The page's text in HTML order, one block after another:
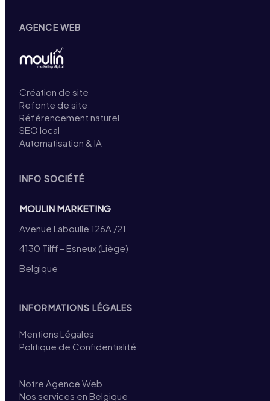
AGENCE WEB
Création de site
Refonte de site
Référencement naturel
SEO local
Automatisation & IA
INFO SOCIÉTÉ
MOULIN MARKETING
Avenue Laboulle 126A /21
4130 Tilff – Esneux (Liège)
Belgique
INFORMATIONS LÉGALES
Mentions Légales
Politique de Confidentialité
Notre Agence Web
Nos services en Belgique